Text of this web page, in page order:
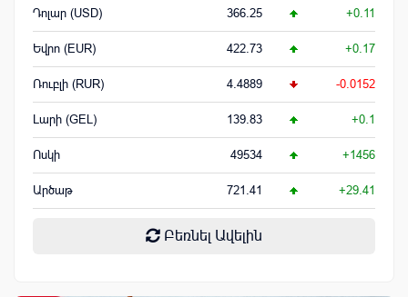
Դոլար (USD) 366.25 +0.11
Եվրո (EUR) 422.73 +0.17
Ռուբլի (RUR) 4.4889 -0.0152
Լարի (GEL) 139.83 +0.1
Ոսկի 49534 +1456
Արծաթ 721.41 +29.41
Բեռնել Ավելին